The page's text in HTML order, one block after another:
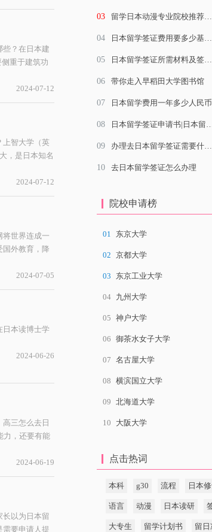
些？在日本建
重于建筑功
2024-07-12
上智大学（英
，是日本知名
2024-07-12
将世界连成一
国外教育，降
2024-07-05
日本读博士学
2024-06-26
三怎么去日
力，还要有能
2024-06-19
长以为日本留
需要申请人提
03 留学日本动漫专业院校推荐及就业前景
04 日本留学签证费用要多少基本介绍说明
05 日本留学签证所需材料及签证材料审查重点
06 带你走入早稻田大学图书馆
07 日本留学费用一年多少人民币
08 日本留学签证申请书|日本留学签证申请表具体项目该怎么填写
09 办理去日本留学签证需要什么材料？
10 去日本留学签证怎么办理
院校申请榜
01 东京大学
02 京都大学
03 东京工业大学
04 九州大学
05 神户大学
06 御茶水女子大学
07 名古屋大学
08 横滨国立大学
09 北海道大学
10 大阪大学
点击热词
本科 g30 流程 日本
语言 动漫 日本读研
大专生 留学计划书 留日